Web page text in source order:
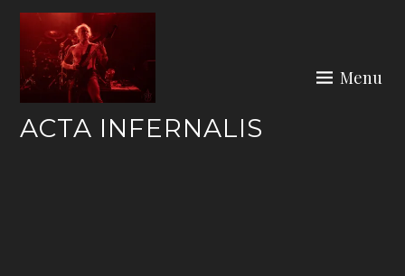
Skip
content
ACTA INFERNALIS
Menu